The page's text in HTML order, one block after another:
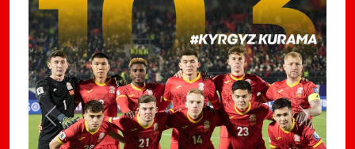
Previous Next